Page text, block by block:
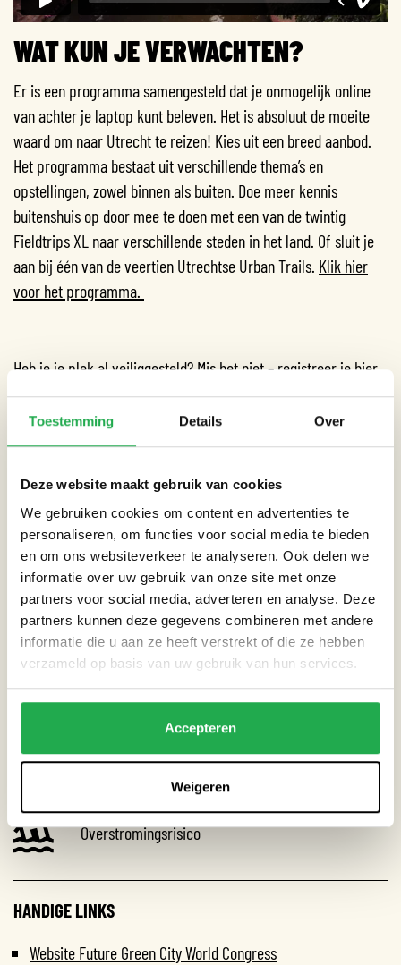
Toestemming Details Over
Deze website maakt gebruik van cookies
We gebruiken cookies om content en advertenties te
personaliseren, om functies voor social media te bieden
en om ons websiteverkeer te analyseren. Ook delen we
informatie over uw gebruik van onze site met onze
partners voor social media, adverteren en analyse. Deze
partners kunnen deze gegevens combineren met andere
informatie die u aan ze heeft verstrekt of die ze hebben
verzameld op basis van uw gebruik van hun services.
Accepteren
Weigeren
WAT KUN JE VERWACHTEN?
Er is een programma samengesteld dat je onmogelijk online
van achter je laptop kunt beleven. Het is absoluut de moeite
waard om naar Utrecht te reizen! Kies uit een breed aanbod.
Het programma bestaat uit verschillende thema’s en
opstellingen, zowel binnen als buiten. Doe meer kennis
buitenshuis op door mee te doen met een van de twintig
Fieldtrips XL naar verschillende steden in het land. Of sluit je
aan bij één van de veertien Utrechtse Urban Trails. Klik hier
voor het programma.
Heb je je plek al veiliggesteld?Mis het niet – registreer je hier
voor het congres.
Datum: 23-09-2024 - 26-09-2024
Locatie: Beatrix Theater Utrecht
THEMA’S
Extreme neerslag
Overstromingsrisico
HANDIGE LINKS
Website Future Green City World Congress